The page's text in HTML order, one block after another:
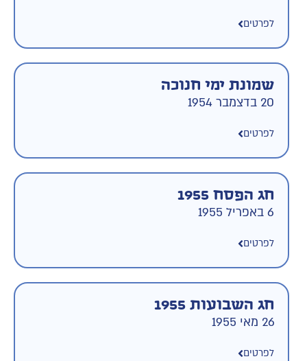
לפרטים
שמונת ימי חנוכה
20 בדצמבר 1954
לפרטים
חג הפסח 1955
6 באפריל 1955
לפרטים
חג השבועות 1955
26 מאי 1955
לפרטים